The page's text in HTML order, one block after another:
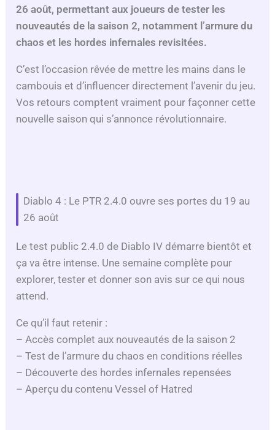
26 août, permettant aux joueurs de tester les
nouveautés de la saison 2, notamment l’armure du
chaos et les hordes infernales revisitées.
C’est l’occasion rêvée de mettre les mains dans le
cambouis et d’influencer directement l’avenir du jeu.
Vos retours comptent vraiment pour façonner cette
nouvelle saison qui s’annonce révolutionnaire.
Diablo 4 : Le PTR 2.4.0 ouvre ses portes du 19 au
26 août
Le test public 2.4.0 de Diablo IV démarre bientôt et
ça va être intense. Une semaine complète pour
explorer, tester et donner son avis sur ce qui nous
attend.
Ce qu’il faut retenir :
– Accès complet aux nouveautés de la saison 2
– Test de l’armure du chaos en conditions réelles
– Découverte des hordes infernales repensées
– Aperçu du contenu Vessel of Hatred